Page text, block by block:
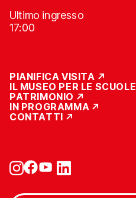
Ultimo ingresso
17:00
PIANIFICA VISITA
IL MUSEO PER LE SCUOLE
PATRIMONIO
IN PROGRAMMA
CONTATTI